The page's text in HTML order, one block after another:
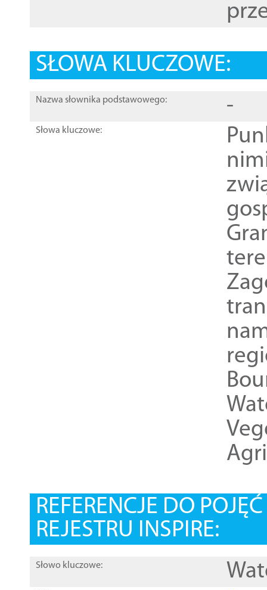
SŁOWA KLUCZOWE:
Nazwa słownika podstawowego: -
Słowa kluczowe:
REFERENCJE DO
REJESTRU INSPIRE:
Słowo kluczowe: